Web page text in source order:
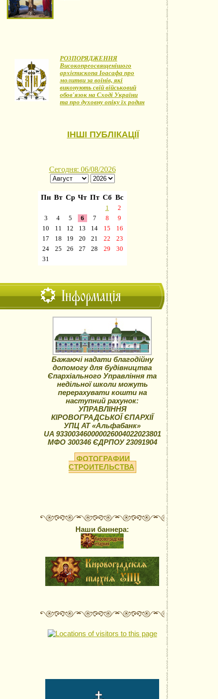
РОЗПОРЯДЖЕННЯ
Високопреосвященішого
архієпископа Іоасафа про
молитви за воїнів, які
виконують свій військовий
обов'язок на Сході України
та про духовну опіку їх родин
ІНШІ ПУБЛІКАЦІЇ
Інформація
Бажаючі надати благодійну
допомогу для будівництва
Єпархіального Управління та
недільної школи можуть
перерахувати кошти на
наступний рахунок:
УПРАВЛІННЯ
КІРОВОГРАДСЬКОЇ ЄПАРХІЇ
УПЦ АТ «Альфабанк»
UA 933003460000026004022023801
МФО 300346 ЄДРПОУ 23091904
ФОТОГРАФИИ
СТРОИТЕЛЬСТВА
Наши баннера: